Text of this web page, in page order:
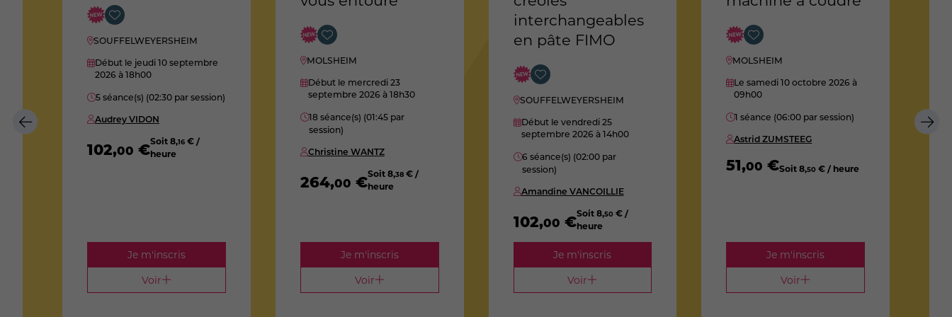
SOUFFELWEYERSHEIM
Début le jeudi 10 septembre
2026 à 18h00
5 séance(s) (02:30 par session)
Audrey VIDON
102,00 €Soit8,16 € /
heure
Je m'inscris
Voir
MOLSHEIM
Début le mercredi 23
septembre 2026 à 18h30
18 séance(s) (01:45 par
session)
Christine WANTZ
264,00 €Soit8,38€ /
heure
Je m'inscris
Voir
interchangeables
en pâte FIMO
SOUFFELWEYERSHEIM
Début le vendredi 25
septembre 2026 à 14h00
6 séance(s) (02:00 par
session)
Amandine VANCOILLIE
102,00 €Soit8,50 € /
heure
Je m'inscris
Voir
MOLSHEIM
Le samedi 10 octobre 2026à
09h00
1 séance (06:00 par session)
Astrid ZUMSTEEG
51,00 €Soit8,50 € / heure
Je m'inscris
Voir